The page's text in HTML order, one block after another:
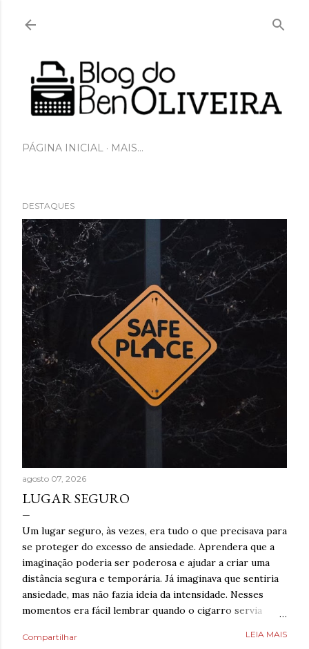
PÁGINA INICIAL MAIS…
DESTAQUES
agosto 07, 2026
LUGAR SEGURO
Um lugar seguro, às vezes, era tudo o que precisava para
se proteger do excesso de ansiedade. Aprendera que a
imaginação poderia ser poderosa e ajudar a criar uma
distância segura e temporária. Já imaginava que sentiria
ansiedade, mas não fazia ideia da intensidade. Nesses
momentos era fácil lembrar quando o cigarro servia
aprender a lidar com isso livre de nicotina. Caminhar,
Compartilhar LEIA MAIS